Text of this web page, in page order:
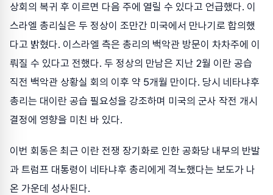
상회의 복귀 후 이르면 다음 주에 열릴 수 있다고 언급했다. 이
스라엘 총리실은 두 정상이 조만간 미국에서 만나기로 합의했
다고 밝혔다. 이스라엘 측은 총리의 백악관 방문이 차차주에 이
뤄질 수 있다고 전했다. 두 정상의 만남은 지난 2월 이란 공습
직전 백악관 상황실 회의 이후 약 5개월 만이다. 당시 네타냐후
총리는 대이란 공습 필요성을 강조하며 미국의 군사 작전 개시
결정에 영향을 미친 바 있다.
이번 회동은 최근 이란 전쟁 장기화로 인한 공화당 내부의 반발
과 트럼프 대통령이 네타냐후 총리에게 격노했다는 보도가 나
온 가운데 성사된다.